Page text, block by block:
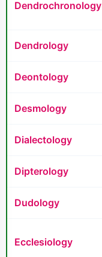
Dendrochronology
Dendrology
Deontology
Desmology
Dialectology
Dipterology
Dudology
Ecclesiology